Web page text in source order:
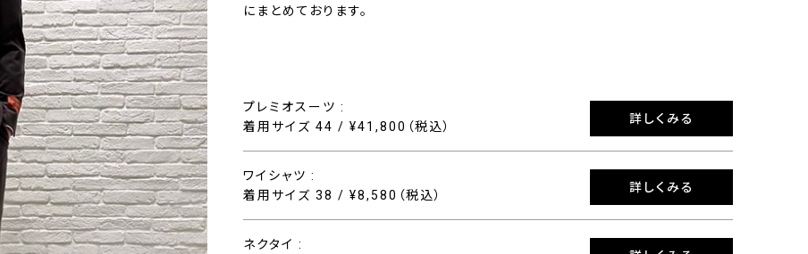
にまとめております。
プレミオスーツ :
着用サイズ 44 / ¥41,800（税込）
詳しくみる
ワイシャツ :
着用サイズ 38 / ¥8,580（税込）
詳しくみる
ネクタイ :